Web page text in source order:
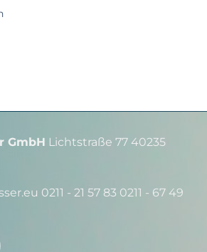
GmbH Lichtstraße 77 40235
0211 - 21 57 83 0211 - 67 49